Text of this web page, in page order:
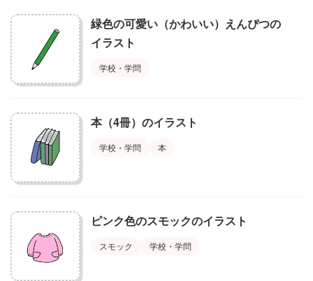
緑色の可愛い（かわいい）えんぴつの
イラスト
学校・学問
本（4冊）のイラスト
学校・学問 本
ピンク色のスモックのイラスト
スモック 学校・学問